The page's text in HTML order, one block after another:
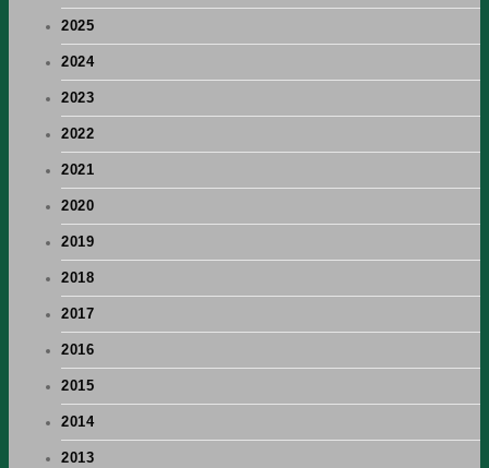
2025
2024
2023
2022
2021
2020
2019
2018
2017
2016
2015
2014
2013